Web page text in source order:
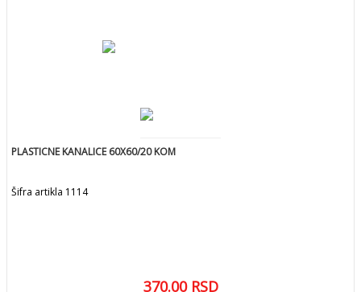
PLASTICNE KANALICE 60X60/20 KOM
Šifra artikla 1114
370.00 RSD